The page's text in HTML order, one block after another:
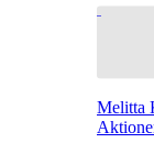
Melitta